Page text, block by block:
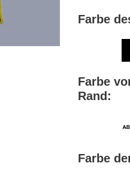
Farbe
Farbe
Rand:
Farbe